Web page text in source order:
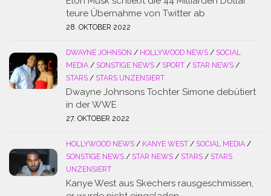
teure Übernahme von Twitter ab
28. OKTOBER 2022
DWAYNE JOHNSON / HOLLYWOOD NEWS / SOCIAL
MEDIA / SONSTIGE NEWS / SPORT / STAR NEWS /
STARS / STARS UNZENSIERT
Dwayne Johnsons Tochter Simone debütiert
in der WWE
27. OKTOBER 2022
HOLLYWOOD NEWS / KANYE WEST / SOCIAL MEDIA /
SONSTIGE NEWS / STAR NEWS / STARS / STARS
UNZENSIERT
Kanye West aus Skechers rausgeschmissen,